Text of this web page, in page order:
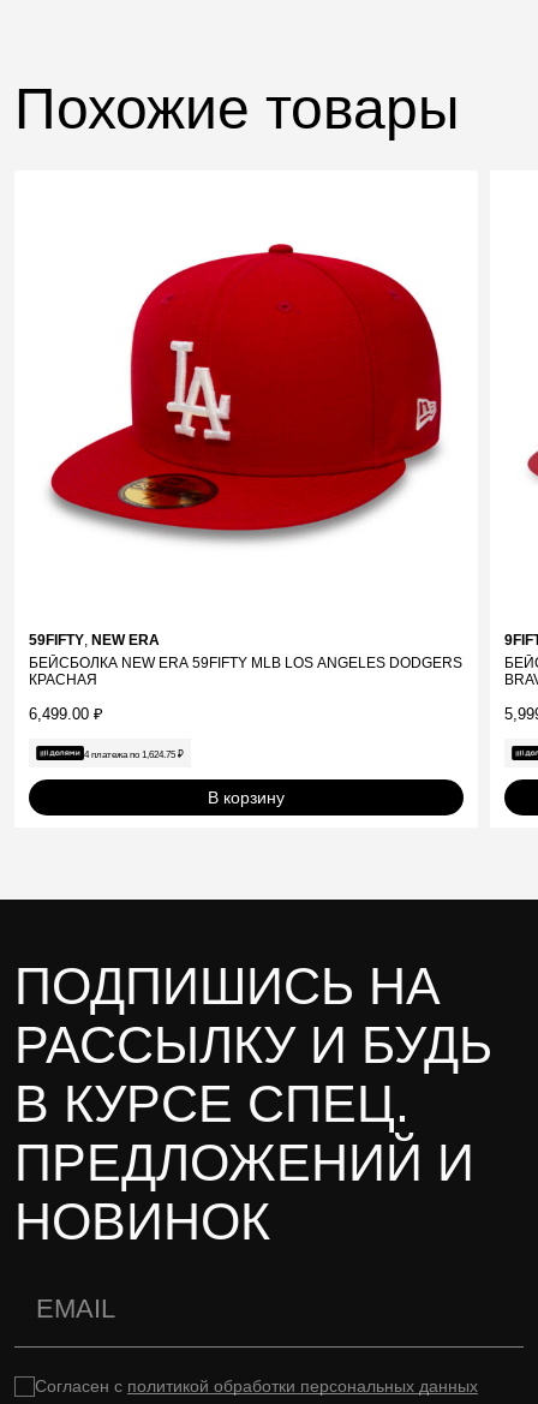
Похожие товары
59FIFTY, NEW ERA
БЕЙСБОЛКА NEW ERA 59FIFTY MLB LOS ANGELES DODGERS
КРАСНАЯ
6,499.00 ₽
4 платежа по 1,624.75 ₽
В корзину
ПОДПИШИСЬ НА
РАССЫЛКУ И БУДЬ
В КУРСЕ СПЕЦ.
ПРЕДЛОЖЕНИЙ И
НОВИНОК
Согласен с политикой обработки персональных данных